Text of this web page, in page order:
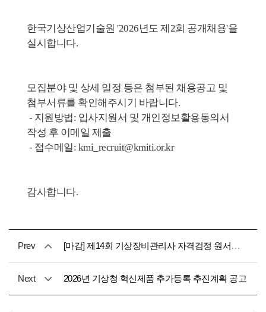
한국기상산업기술원 '2026년도 제2회 공개채용'을
실시합니다.
모집분야 및 상세 일정 등은 첨부된 채용공고 및
첨부서류를 확인해주시기 바랍니다.
작성 후 이메일 제출
- 접수메일: kmi_recruit@kmiti.or.kr
감사합니다.
Prev [마감] 제14회 기상장비관리사 자격검정 원서접수 안내
Next 2026년 기상청 혁신제품 추가등록 추진계획 공고